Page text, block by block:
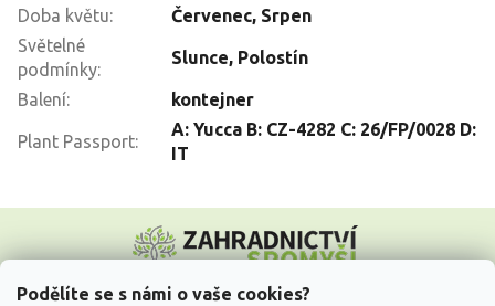
Podělíte se s námi o vaše cookies?
Doba květu: Červenec, Srpen
Světelné
podmínky:
Slunce, Polostín
Balení: kontejner
Plant Passport:
A: Yucca B: CZ-4282 C: 26/FP/0028 D:
IT
p